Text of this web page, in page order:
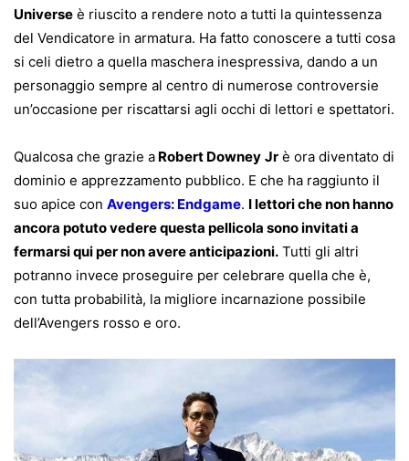
Universe è riuscito a rendere noto a tutti la quintessenza
del Vendicatore in armatura. Ha fatto conoscere a tutti cosa
si celi dietro a quella maschera inespressiva, dando a un
personaggio sempre al centro di numerose controversie
un’occasione per riscattarsi agli occhi di lettori e spettatori.
Qualcosa che grazie a Robert Downey Jr è ora diventato di
dominio e apprezzamento pubblico. E che ha raggiunto il
suo apice con Avengers: Endgame. I lettori che non hanno
ancora potuto vedere questa pellicola sono invitati a
fermarsi qui per non avere anticipazioni. Tutti gli altri
potranno invece proseguire per celebrare quella che è,
con tutta probabilità, la migliore incarnazione possibile
dell’Avengers rosso e oro.